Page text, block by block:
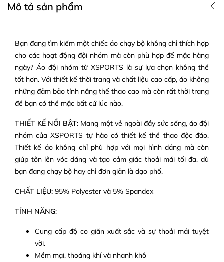
Mô tả sản phẩm
Bạn đang tìm kiếm một chiếc áo chạy bộ không chỉ thích hợp
cho các hoạt động đội nhóm mà còn phù hợp để mặc hàng
ngày? Áo đội nhóm từ XSPORTS là sự lựa chọn không thể
tốt hơn. Với thiết kế thời trang và chất liệu cao cấp, áo không
những đảm bảo tính năng thể thao cao mà còn rất thời trang
để bạn có thể mặc bất cứ lúc nào.
THIẾT KẾ NỔI BẬT: Mang một vẻ ngoài đầy sức sống, áo đội
nhóm của XSPORTS tự hào có thiết kế thể thao độc đáo.
Thiết kế áo không chỉ phù hợp với mọi hình dáng mà còn
giúp tôn lên vóc dáng và tạo cảm giác thoải mái tối đa, dù
bạn đang chạy bộ hay chỉ đơn giản là dạo phố.
CHẤT LIỆU: 95% Polyester và 5% Spandex
TÍNH NĂNG:
Cung cấp độ co giãn xuất sắc và sự thoải mái tuyệt
vời.
Mềm mại, thoáng khí và nhanh khô